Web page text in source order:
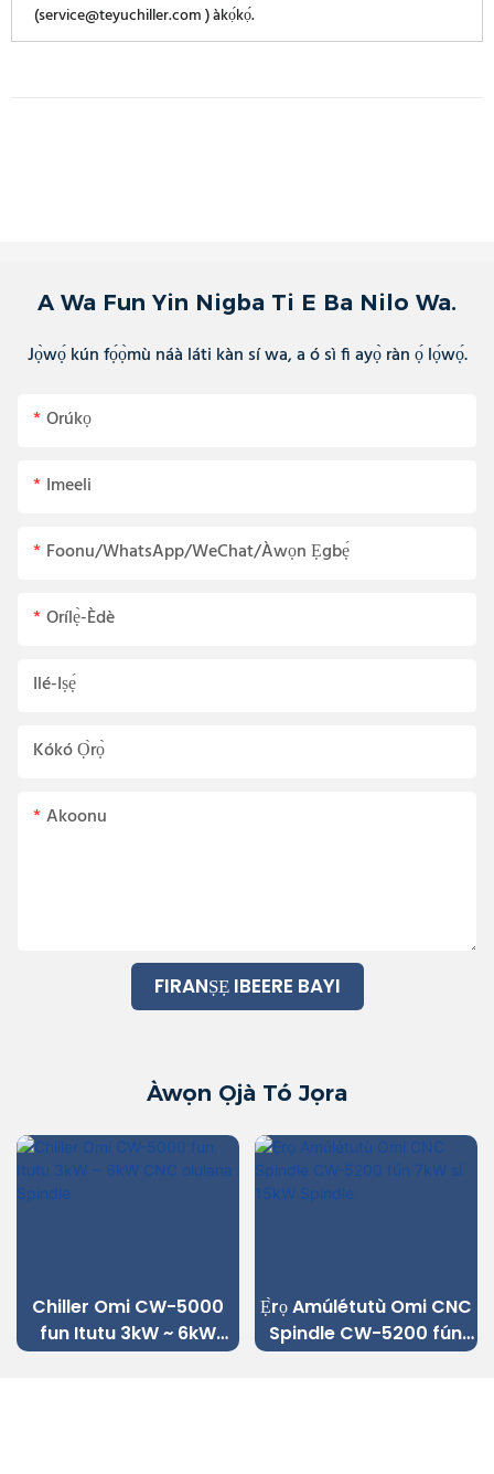
(service@teyuchiller.com ) àkọ́kọ́.
A Wa Fun Yin Nigba Ti E Ba Nilo Wa.
Jọ̀wọ́ kún fọ́ọ̀mù náà láti kàn sí wa, a ó sì fi ayọ̀ ràn ọ́ lọ́wọ́.
Orúkọ
Imeeli
Foonu/WhatsApp/WeChat/Àwọn Ẹgbẹ́
Orílẹ̀-Èdè
Ilé-Iṣẹ́
Kókó Ọ̀rọ̀
Akoonu
FIRANṢẸ IBEERE BAYI
Àwọn Ọjà Tó Jọra
Chiller Omi CW-5000
fun Itutu 3kW ~ 6kW
CNC olulana Spindle
Ẹ̀rọ Amúlétutù Omi CNC
Spindle CW-5200 fún
7kW sí 15kW Spindle